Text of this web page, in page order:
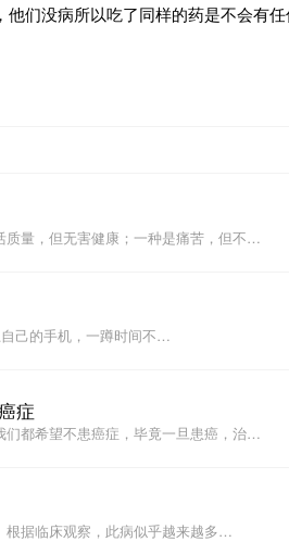
们没病所以吃了同样的药是不会有
质量，但无害健康；一种是痛苦，但不…
己的手机，一蹲时间不…
症
们都希望不患癌症，毕竟一旦患癌，治…
根据临床观察，此病似乎越来越多…